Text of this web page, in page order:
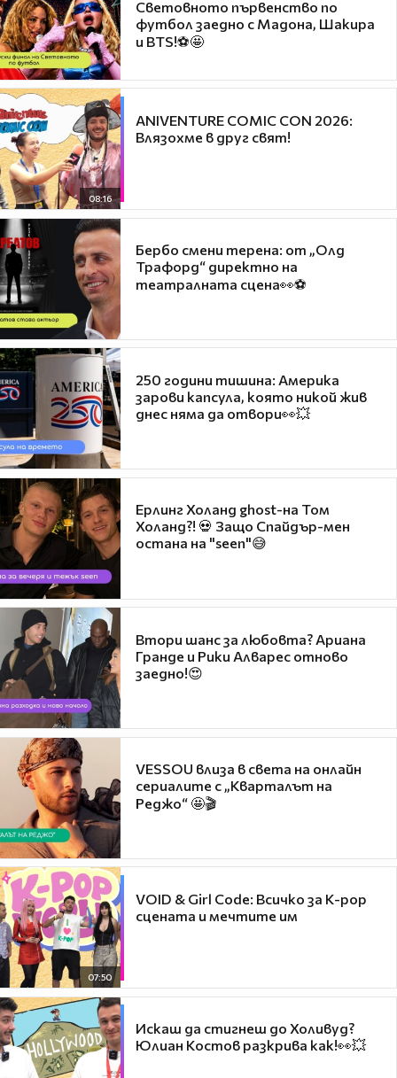
Световното първенство по
футбол заедно с Мадона, Шакира
и BTS!⚽🤩
08:16
ANIVENTURE COMIC CON 2026:
Влязохме в друг свят!
Бербо смени терена: от „Олд
Трафорд“ директно на
театралната сцена👀⚽
250 години тишина: Америка
зарови капсула, която никой жив
днес няма да отвори👀💥
Ерлинг Холанд ghost-на Том
Холанд?! 💀 Защо Спайдър-мен
остана на "seen"😅
Втори шанс за любовта? Ариана
Гранде и Рики Алварес отново
заедно!😍
VESSOU влиза в света на онлайн
сериалите с „Кварталът на
Реджо“ 🤩🎬
07:50
VOID & Girl Code: Всичко за K-pop
сцената и мечтите им
Искаш да стигнеш до Холивуд?
Юлиан Костов разкрива как!👀💥